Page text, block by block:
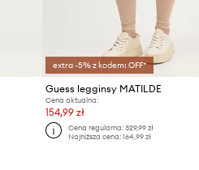
extra -5% z kodem: OFF*
Guess legginsy MATILDE
Cena aktualna:
154,99 zł
Cena regularna: 329,99 zł
Najniższa cena: 164,99 zł